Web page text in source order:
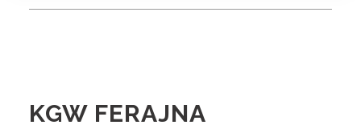
KGW FERAJNA